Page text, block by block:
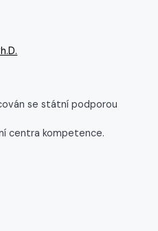
se státní podporou
centra kompetence.